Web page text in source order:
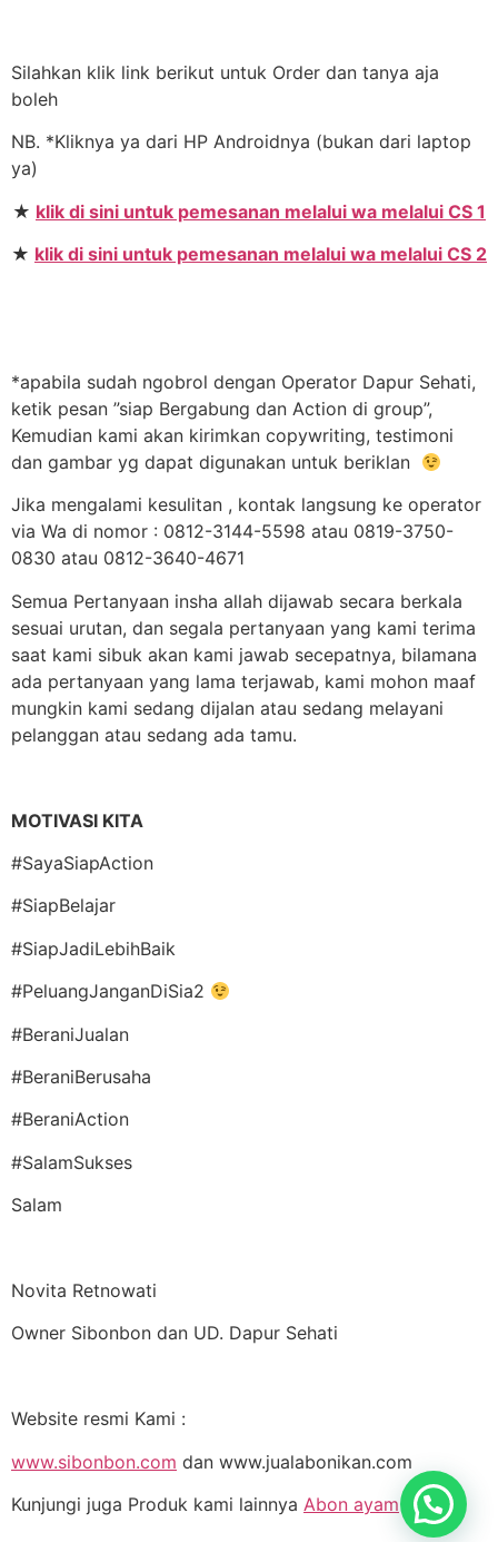
Silahkan klik link berikut untuk Order dan tanya aja
boleh
NB. *Kliknya ya dari HP Androidnya (bukan dari laptop
ya)
★ klik di sini untuk pemesanan melalui wa melalui CS 1
★ klik di sini untuk pemesanan melalui wa melalui CS 2
*apabila sudah ngobrol dengan Operator Dapur Sehati,
ketik pesan ”siap Bergabung dan Action di group”,
Kemudian kami akan kirimkan copywriting, testimoni
dan gambar yg dapat digunakan untuk beriklan
Jika mengalami kesulitan , kontak langsung ke operator
via Wa di nomor : 0812-3144-5598 atau 0819-3750-
0830 atau 0812-3640-4671
Semua Pertanyaan insha allah dijawab secara berkala
sesuai urutan, dan segala pertanyaan yang kami terima
saat kami sibuk akan kami jawab secepatnya, bilamana
ada pertanyaan yang lama terjawab, kami mohon maaf
mungkin kami sedang dijalan atau sedang melayani
pelanggan atau sedang ada tamu.
MOTIVASI KITA
#SayaSiapAction
#SiapBelajar
#SiapJadiLebihBaik
#PeluangJanganDiSia2
#BeraniJualan
#BeraniBerusaha
#BeraniAction
#SalamSukses
Salam
Novita Retnowati
Owner Sibonbon dan UD. Dapur Sehati
Website resmi Kami :
www.sibonbon.com dan www.jualabonikan.com
Kunjungi juga Produk kami lainnya Abon ayam